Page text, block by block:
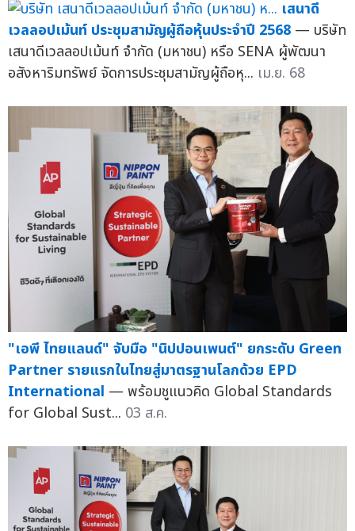
เสนาดี
เวลลอปเม้นท์ ประชุมสามัญผู้ถือหุ้นประจำปี 2568 — บริษัท
เสนาดีเวลลอปเม้นท์ จำกัด (มหาชน) หรือ SENA ผู้พัฒนา
อสังหาริมทรัพย์ จัดการประชุมสามัญผู้ถือหุ... เม.ย. 68
"เอพี ไทยแลนด์" จับมือ "นิปปอนเพนต์" ยกระดับ Green
Partner รายแรกในไทยสู่มาตรฐานโลกด้วย EPD
International — พร้อมชูแนวคิด Global Standards
for Global Sust... 03 ส.ค.